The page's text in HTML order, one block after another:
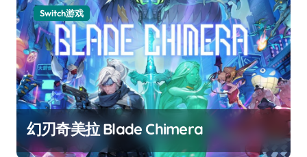
Switch游戏
幻刃奇美拉 Blade Chimera